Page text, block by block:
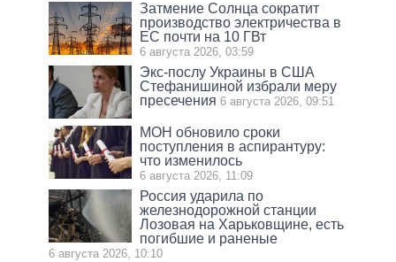
Затмение Солнца сократит
производство электричества в
ЕС почти на 10 ГВт
6 августа 2026, 03:59
Экс-послу Украины в США
Стефанишиной избрали меру
пресечения 6 августа 2026, 09:51
МОН обновило сроки
поступления в аспирантуру:
что изменилось
6 августа 2026, 11:09
Россия ударила по
железнодорожной станции
Лозовая на Харьковщине, есть
погибшие и раненые
6 августа 2026, 10:10